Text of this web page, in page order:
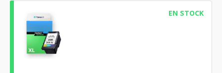
EN STOCK